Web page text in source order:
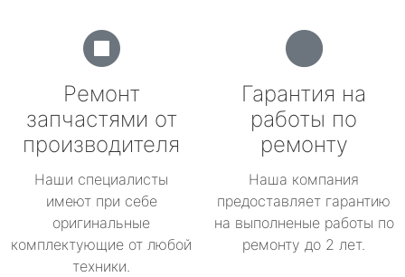
Ремонт
запчастями от
производителя
Наши специалисты
имеют при себе
оригинальные
комплектующие от любой
техники.
Гарантия на
работы по
ремонту
Наша компания
предоставляет гарантию
на выполненые работы по
ремонту до 2 лет.